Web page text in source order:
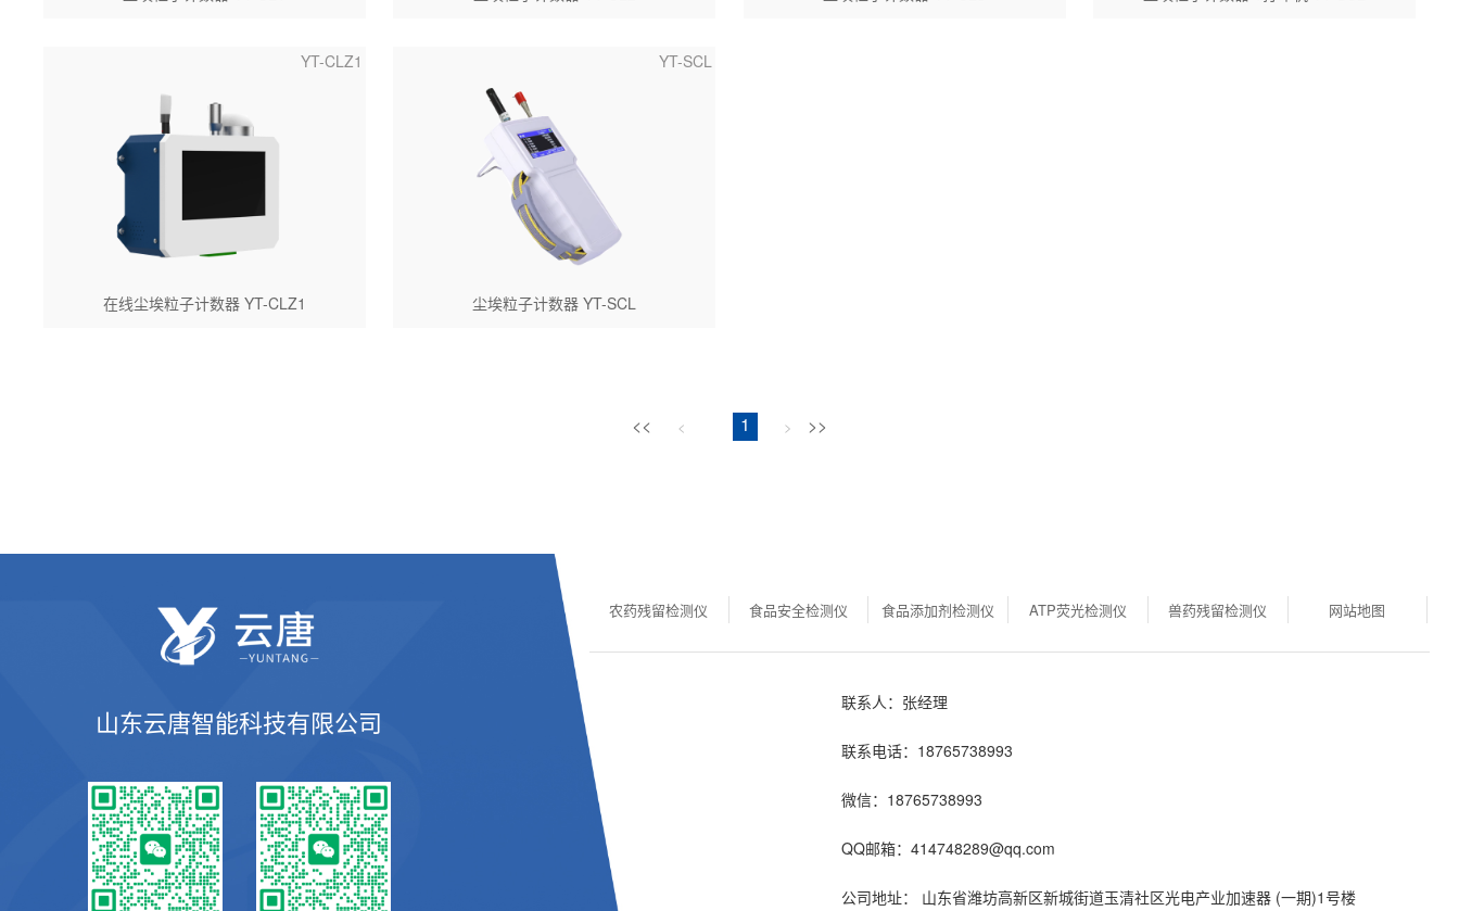
YT-CLZ1
在线尘埃粒子计数器 YT-CLZ1
YT-SCL
尘埃粒子计数器 YT-SCL
<< < 1 > >>
山东云唐智能科技有限公司
农药残留检测仪 食品安全检测仪 食品添加剂检测仪 ATP荧光检测仪 兽药残留检测仪 网站地图
联系人：张经理
联系电话：18765738993
微信：18765738993
QQ邮箱：414748289@qq.com
公司地址： 山东省潍坊高新区新城街道玉清社区光电产业加速器 (一期)1号楼